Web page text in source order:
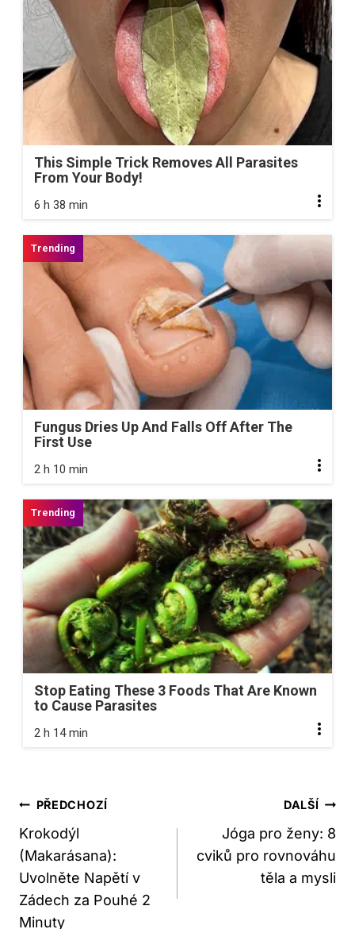
This Simple Trick Removes All Parasites
From Your Body!
6 h 38 min
Fungus Dries Up And Falls Off After The
First Use
2 h 10 min
Stop Eating These 3 Foods That Are Known
to Cause Parasites
2 h 14 min
Navigace
Pro
Příspěvek
PŘEDCHOZÍ
Krokodýl
(Makarásana):
Uvolněte Napětí v
Zádech za Pouhé 2
Minuty
DALŠÍ
Jóga pro ženy: 8
cviků pro rovnováhu
těla a mysli